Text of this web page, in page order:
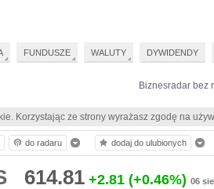
Biznesradar bez
Korzystając ze strony wyrażasz zgodę na
614.81 +2.81 (+0.46%) 06
do radaru dodaj do ulubionych
FUNDUSZE WALUTY DYWIDENDY